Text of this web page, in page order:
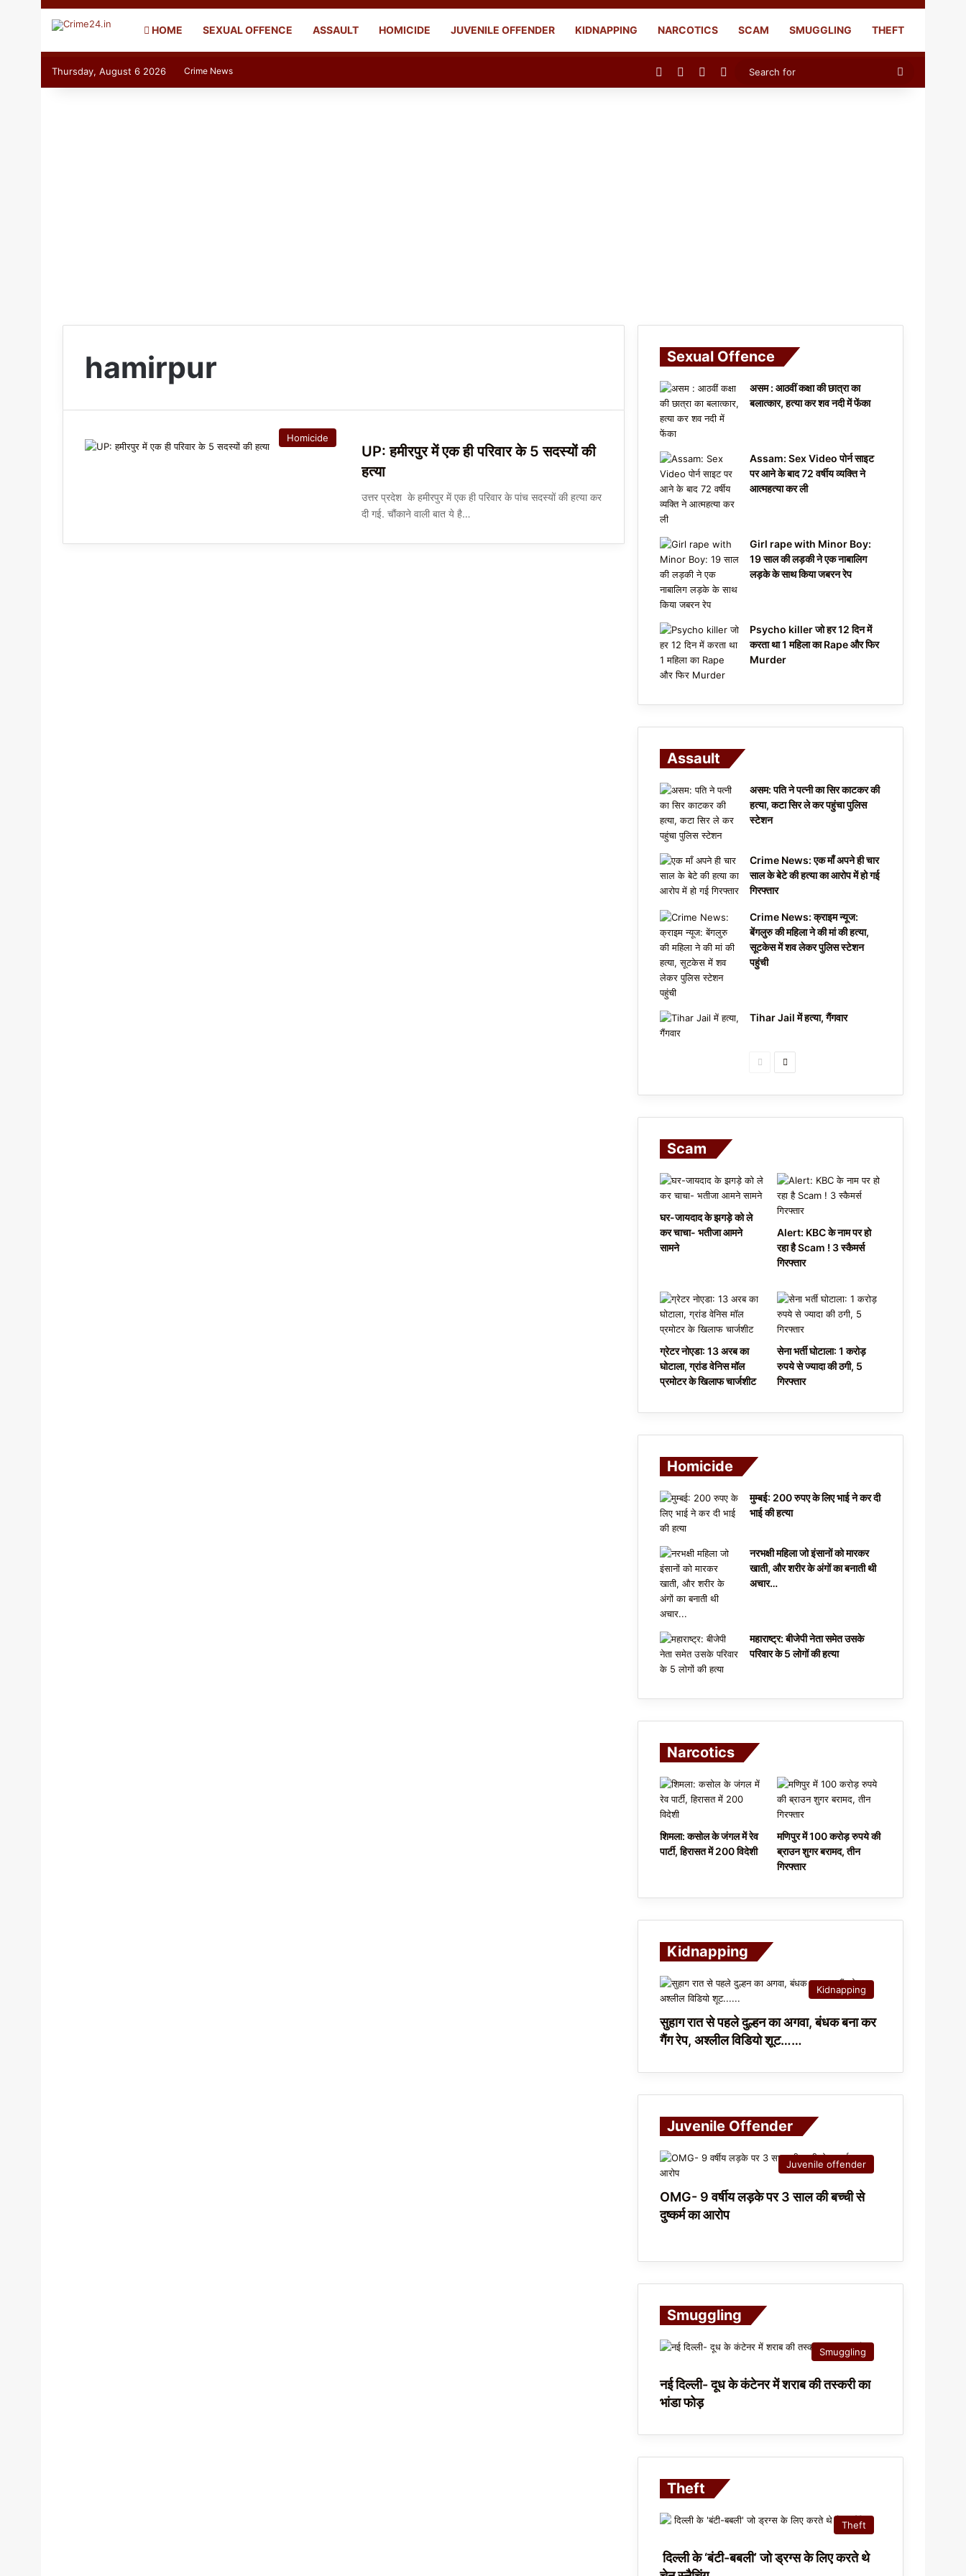
HOME SEXUAL OFFENCE ASSAULT HOMICIDE JUVENILE OFFENDER KIDNAPPING NARCOTICS SCAM SMUGGLING THEFT
Thursday, August 6 2026 Crime News Facebook YouTubeInstagram
hamirpur
Homicide
UP: हमीरपुर में एक ही परिवार के 5 सदस्यों की
हत्या
उत्तर प्रदेश के हमीरपुर में एक ही परिवार के पांच सदस्यों की हत्या कर
दी गई. चौंकाने वाली बात ये है…
Sexual Offence
असम : आठवीं कक्षा की छात्रा का
बलात्कार, हत्या कर शव नदी में फेंका
Assam: Sex Video पोर्न साइट
पर आने के बाद 72 वर्षीय व्यक्ति ने
आत्महत्या कर ली
Girl rape with Minor Boy:
19 साल की लड़की ने एक नाबालिग
लड़के के साथ किया जबरन रेप
Psycho killer जो हर 12 दिन में
करता था 1 महिला का Rape और फिर
Murder
Assault
असम: पति ने पत्नी का सिर काटकर की
हत्या, कटा सिर ले कर पहुंचा पुलिस
स्टेशन
Crime News: एक माँ अपने ही चार
साल के बेटे की हत्या का आरोप में हो गई
गिरफ्तार
Crime News: क्राइम न्यूज:
बेंगलुरु की महिला ने की मां की हत्या,
सूटकेस में शव लेकर पुलिस स्टेशन
पहुंची
Tihar Jail में हत्या, गैंगवार
u
g
e
Scam
घर-जायदाद के झगड़े को ले
कर चाचा- भतीजा आमने
सामने
Alert: KBC के नाम पर हो
रहा है Scam ! 3 स्कैमर्स
गिरफ्तार
ग्रेटर नोएडा: 13 अरब का
घोटाला, ग्रांड वेनिस मॉल
प्रमोटर के खिलाफ चार्जशीट
सेना भर्ती घोटाला: 1 करोड़
रुपये से ज्यादा की ठगी, 5
गिरफ्तार
Homicide
मुम्बई: 200 रुपए के लिए भाई ने कर दी
भाई की हत्या
नरभक्षी महिला जो इंसानों को मारकर
खाती, और शरीर के अंगों का बनाती थी
अचार…
महाराष्ट्र: बीजेपी नेता समेत उसके
परिवार के 5 लोगों की हत्या
Narcotics
शिमला: कसोल के जंगल में रेव
पार्टी, हिरासत में 200 विदेशी
मणिपुर में 100 करोड़ रुपये की
ब्राउन शुगर बरामद, तीन
गिरफ्तार
Kidnapping
Kidnapping
सुहाग रात से पहले दुल्हन का अगवा, बंधक बना कर
गैंग रेप, अश्लील विडियो शूट……
Juvenile Offender
Juvenile offender
OMG- 9 वर्षीय लड़के पर 3 साल की बच्ची से
दुष्कर्म का आरोप
Smuggling
Smuggling
नई दिल्ली- दूध के कंटेनर में शराब की तस्करी का
भांडा फोड़
Theft
Theft
दिल्ली के ‘बंटी-बबली’ जो ड्रग्स के लिए करते थे